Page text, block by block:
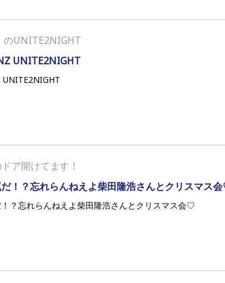
のUNITE2NIGHT
UNITE2NIGHT
ア開けてます！
！？忘れらんねえよ柴田隆浩さんとクリスマス
？忘れらんねえよ柴田隆浩さんとクリスマス会♡